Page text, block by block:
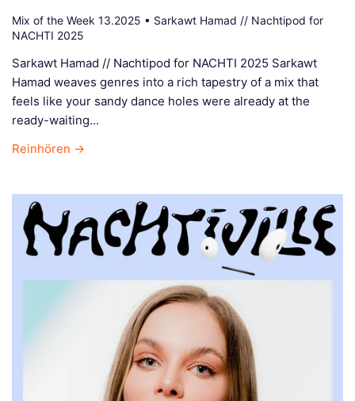
Mix of the Week 13.2025 • Sarkawt Hamad // Nachtipod for
NACHTI 2025
Sarkawt Hamad // Nachtipod for NACHTI 2025 Sarkawt
Hamad weaves genres into a rich tapestry of a mix that
feels like your sandy dance holes were already at the
ready-waiting...
Reinhören →